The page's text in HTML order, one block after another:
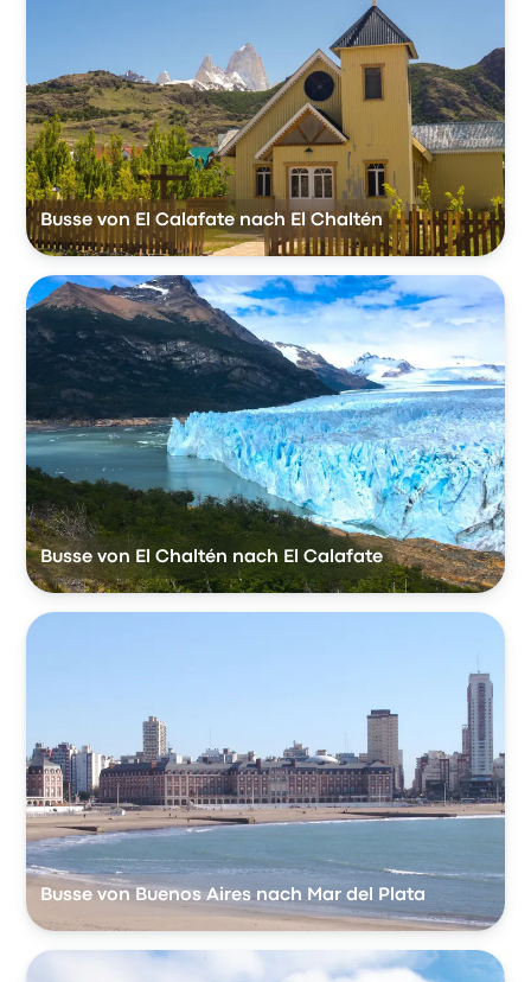
Busse von El Calafate nach El Chaltén
Busse von El Chaltén nach El Calafate
Busse von Buenos Aires nach Mar del Plata